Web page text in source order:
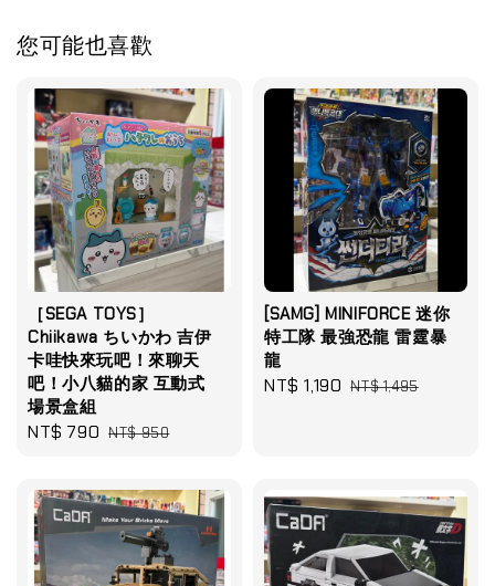
您可能也喜歡
［SEGA TOYS］
Chiikawa ちいかわ 吉伊
卡哇快來玩吧！來聊天
吧！小八貓的家 互動式
場景盒組
Sale
NT$ 790 Regular
NT$ 950
[SAMG] MINIFORCE 迷你
特工隊 最強恐龍 雷霆暴
龍
Sale
NT$ 1,190 Regular
NT$ 1,495